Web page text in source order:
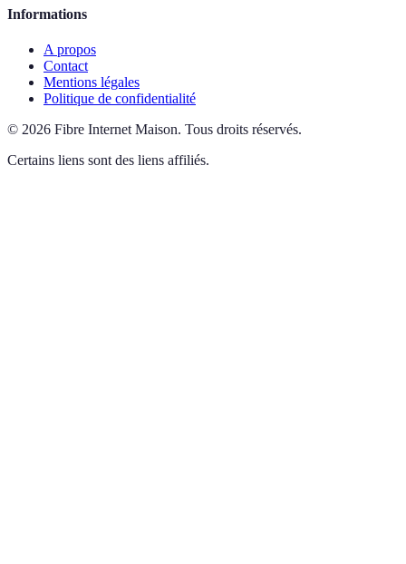
Informations
A propos
Contact
Mentions légales
Politique de confidentialité
© 2026 Fibre Internet Maison. Tous droits réservés.
Certains liens sont des liens affiliés.